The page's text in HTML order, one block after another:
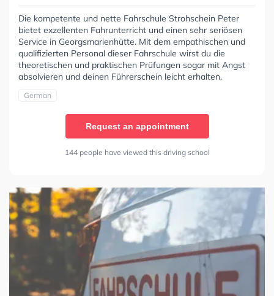
Die kompetente und nette Fahrschule Strohschein Peter
bietet exzellenten Fahrunterricht und einen sehr seriösen
Service in Georgsmarienhütte. Mit dem empathischen und
qualifizierten Personal dieser Fahrschule wirst du die
theoretischen und praktischen Prüfungen sogar mit Angst
absolvieren und deinen Führerschein leicht erhalten.
German
Request an appointment
144 people have viewed this driving school